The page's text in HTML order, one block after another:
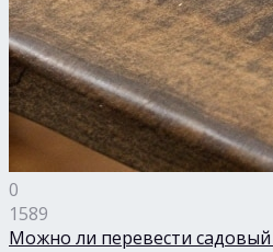
0
1589
Можно ли перевести